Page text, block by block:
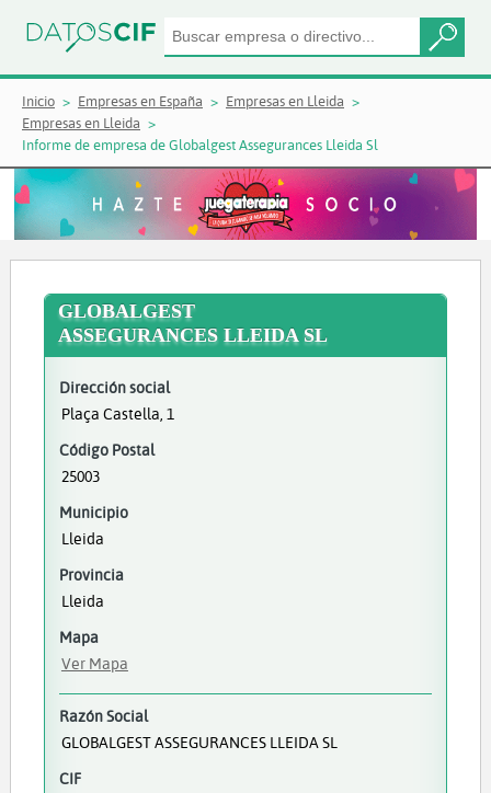
Inicio Empresas en España
Empresas en Lleida
Empresas en Lleida
Informe de empresa de Globalgest Assegurances Lleida Sl
GLOBALGEST
ASSEGURANCES LLEIDA SL
Dirección social
Plaça Castella, 1
Código Postal
25003
Municipio
Lleida
Provincia
Lleida
Mapa
Ver Mapa
Razón Social
GLOBALGEST ASSEGURANCES LLEIDA SL
CIF